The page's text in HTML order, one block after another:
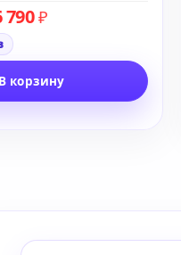
790₽
В корзину